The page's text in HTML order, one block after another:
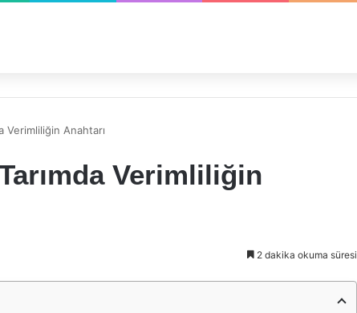
Verimliliğin Anahtarı
Verimliliğin
2 dakika okuma süresi